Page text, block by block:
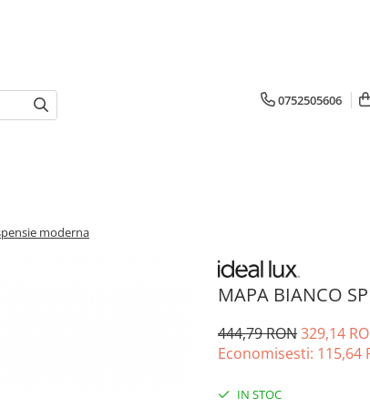
0752505606
moderna
MAPA BIANCO
444,79 RON329,14
Economisesti: 115,64
IN STOC